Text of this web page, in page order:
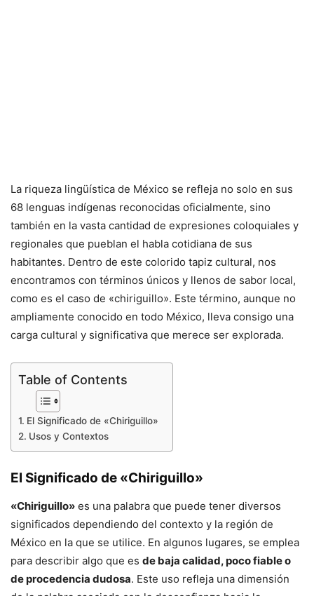
La riqueza lingüística de México se refleja no solo en sus
68 lenguas indígenas reconocidas oficialmente, sino
también en la vasta cantidad de expresiones coloquiales y
regionales que pueblan el habla cotidiana de sus
habitantes. Dentro de este colorido tapiz cultural, nos
encontramos con términos únicos y llenos de sabor local,
como es el caso de «chiriguillo». Este término, aunque no
ampliamente conocido en todo México, lleva consigo una
carga cultural y significativa que merece ser explorada.
Table of Contents
El Significado de «Chiriguillo»
Usos y Contextos
El Significado de «Chiriguillo»
«Chiriguillo» es una palabra que puede tener diversos
significados dependiendo del contexto y la región de
México en la que se utilice. En algunos lugares, se emplea
para describir algo que es de baja calidad, poco fiable o
de procedencia dudosa. Este uso refleja una dimensión